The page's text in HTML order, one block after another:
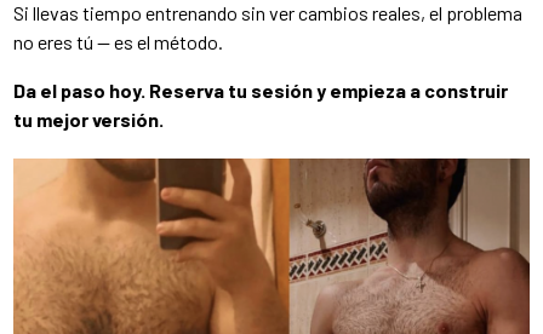
Si llevas tiempo entrenando sin ver cambios reales, el problema
no eres tú — es el método.
Da el paso hoy. Reserva tu sesión y empieza a construir
tu mejor versión.